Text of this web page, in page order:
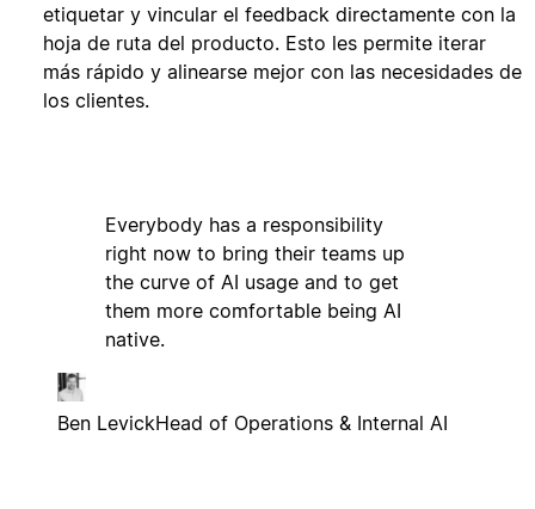
etiquetar y vincular el feedback directamente con la
hoja de ruta del producto. Esto les permite iterar
más rápido y alinearse mejor con las necesidades de
los clientes.
Everybody has a responsibility
right now to bring their teams up
the curve of AI usage and to get
them more comfortable being AI
native.
Ben LevickHead of Operations & Internal AI